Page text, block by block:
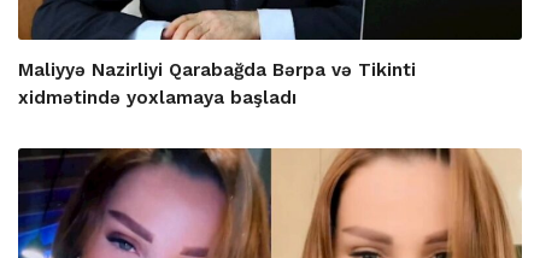
Maliyyə Nazirliyi Qarabağda Bərpa və Tikinti
xidmətində yoxlamaya başladı